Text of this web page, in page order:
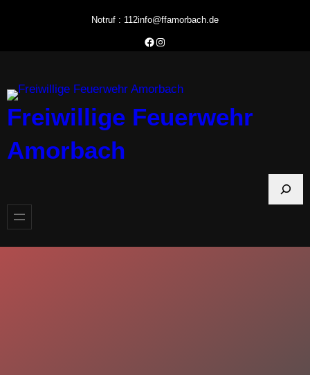
Notruf : 112info@ffamorbach.de
Facebook Feuerwehr Amorbach
Instagram Feuerwehr Amorbach
Freiwillige Feuerwehr
Amorbach
h